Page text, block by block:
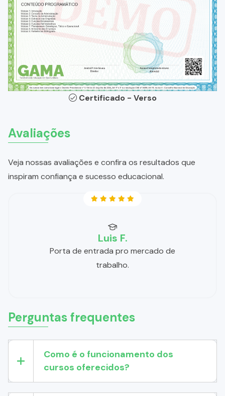
Certificado - Verso
Avaliações
Veja nossas avaliações e confira os resultados que
inspiram confiança e sucesso educacional.
Luis F.
Porta de entrada pro mercado de
trabalho.
Perguntas frequentes
Como é o funcionamento dos
cursos oferecidos?